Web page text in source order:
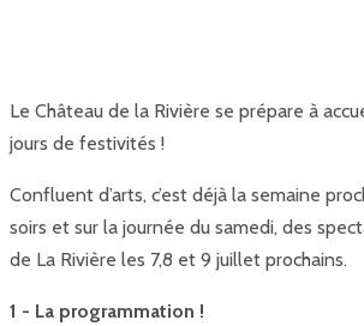
Le Château de la Rivière se prépare à
jours de festivités !
Confluent d’arts, c’est déjà la semaine
soirs et sur la journée du samedi, des
de La Rivière les 7,8 et 9 juillet prochains.
1 - La programmation !